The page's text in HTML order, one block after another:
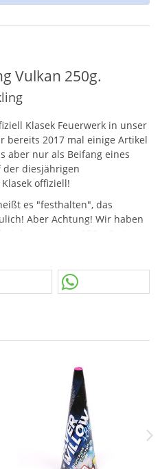
Vulkan 250g.
Klasek Feuerwerk in unser
bereits 2017 mal einige Artikel
aber nur als Beifang eines
der diesjährigen
offiziell!
es "festhalten", das
Aber Achtung! Wir haben
ein größerer Vulkan, aber